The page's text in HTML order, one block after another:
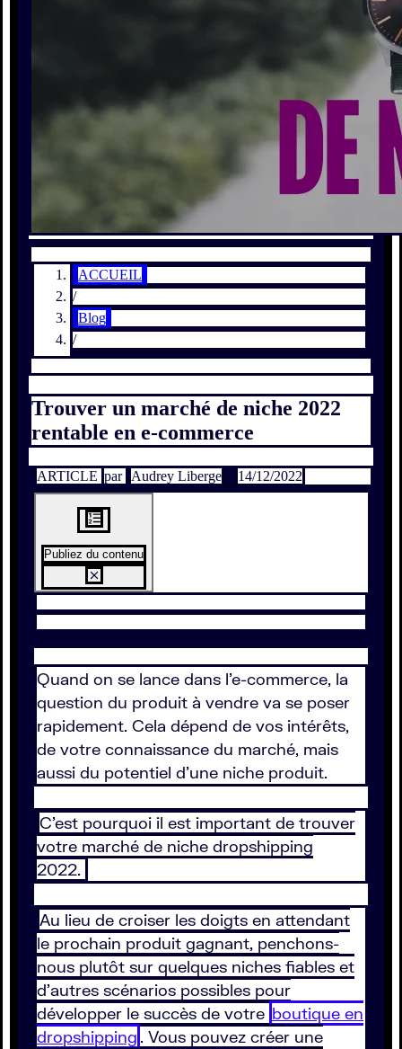
ACCUEIL
/
Blog
/
Trouver un marché de niche 2022
rentable en e-commerce
ARTICLE par Audrey Liberge 14/12/2022
Publiez du contenu
Quand on se lance dans l'e-commerce, la
question du produit à vendre va se poser
rapidement. Cela dépend de vos intérêts,
de votre connaissance du marché, mais
aussi du potentiel d'une niche produit.
C’est pourquoi il est important de trouver
votre marché de niche dropshipping
2022.
Au lieu de croiser les doigts en attendant
le prochain produit gagnant, penchons-
nous plutôt sur quelques niches fiables et
d’autres scénarios possibles pour
développer le succès de votre boutique en
dropshipping . Vous pouvez créer une